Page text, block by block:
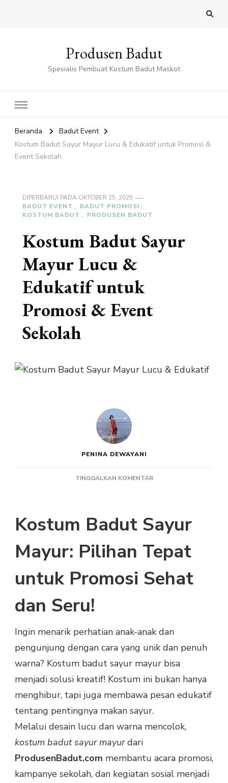
Produsen Badut
Spesialis Pembuat Kostum Badut Maskot
Beranda
Badut Event
Kostum Badut Sayur Mayur Lucu & Edukatif untuk Promosi &
Event Sekolah
DIPERBARUI PADA OKTOBER 25, 2025
BADUT EVENT
BADUT PROMOSI
KOSTUM BADUT
PRODUSEN BADUT
Kostum Badut Sayur
Mayur Lucu &
Edukatif untuk
Promosi & Event
Sekolah
PENINA DEWAYANI
TINGGALKAN KOMENTARPADA
MAYUR
LUCU
EDUKATIF
UNTUK
PROMOSI
&
Kostum Badut Sayur
Mayur: Pilihan Tepat
untuk Promosi Sehat
dan Seru!
Ingin menarik perhatian anak-anak dan
pengunjung dengan cara yang unik dan penuh
warna? Kostum badut sayur mayur bisa
menjadi solusi kreatif! Kostum ini bukan hanya
menghibur, tapi juga membawa pesan edukatif
tentang pentingnya makan sayur.
Melalui desain lucu dan warna mencolok,
kostum badut sayur mayurdari
ProdusenBadut.com membantu acara promosi,
kampanye sekolah, dan kegiatan sosial menjadi